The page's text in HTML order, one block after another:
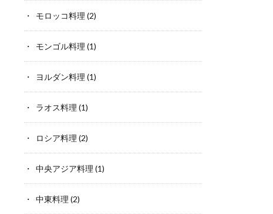
モロッコ料理 (2)
モンゴル料理 (1)
ヨルダン料理 (1)
ラオス料理 (1)
ロシア料理 (2)
中央アジア料理 (1)
中東料理 (2)